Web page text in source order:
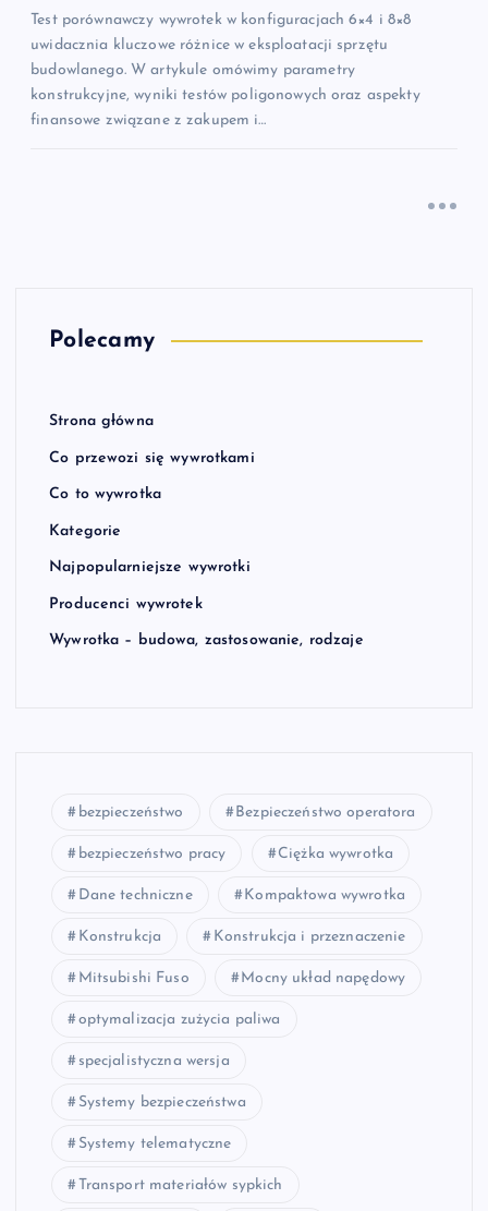
Test porównawczy wywrotek w konfiguracjach 6×4 i 8×8
uwidacznia kluczowe różnice w eksploatacji sprzętu
budowlanego. W artykule omówimy parametry
konstrukcyjne, wyniki testów poligonowych oraz aspekty
finansowe związane z zakupem i…
Polecamy
Strona główna
Co przewozi się wywrotkami
Co to wywrotka
Kategorie
Najpopularniejsze wywrotki
Producenci wywrotek
Wywrotka – budowa, zastosowanie, rodzaje
bezpieczeństwo Bezpieczeństwo operatora
bezpieczeństwo pracy Ciężka wywrotka
Dane techniczne Kompaktowa wywrotka
Konstrukcja Konstrukcja i przeznaczenie
Mitsubishi Fuso Mocny układ napędowy
optymalizacja zużycia paliwa
specjalistyczna wersja
Systemy bezpieczeństwa
Systemy telematyczne
Transport materiałów sypkich